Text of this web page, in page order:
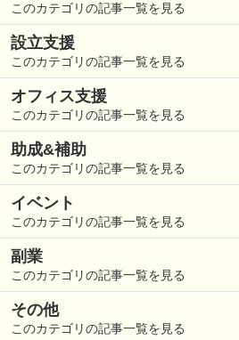
このカテゴリの記事一覧を見る
設立支援
このカテゴリの記事一覧を見る
オフィス支援
このカテゴリの記事一覧を見る
助成&補助
このカテゴリの記事一覧を見る
イベント
このカテゴリの記事一覧を見る
副業
このカテゴリの記事一覧を見る
その他
このカテゴリの記事一覧を見る